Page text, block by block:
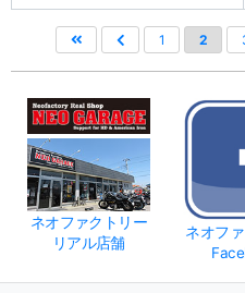
1 2
ネオファクトリー
リアル店舗
ネオフ